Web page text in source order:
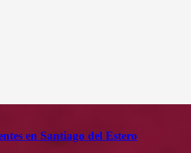
en Santiago del Estero